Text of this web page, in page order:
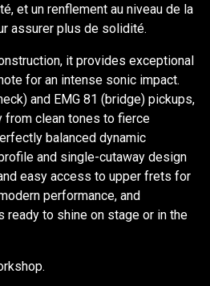
et un renflement au niveau de la
assurer plus de solidité.
it provides exceptional
for an intense sonic impact.
and EMG 81 (bridge) pickups,
clean tones to fierce
balanced dynamic
and single-cutaway design
easy access to upper frets for
performance, and
ready to shine on stage or in the